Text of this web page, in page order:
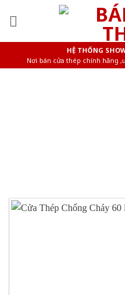
HỆ THỐNG
Nơi bán cửa thép chính hãng